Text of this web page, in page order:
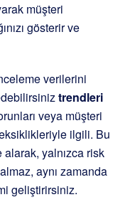
müşteri
gösterir ve
verilerini
trendleri
veya müşteri
ilgili. Bu
yalnızca risk
aynı zamanda
geliştirirsiniz.